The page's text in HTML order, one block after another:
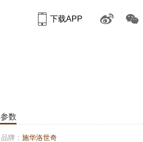
下载APP
数
品牌： 施华洛世奇